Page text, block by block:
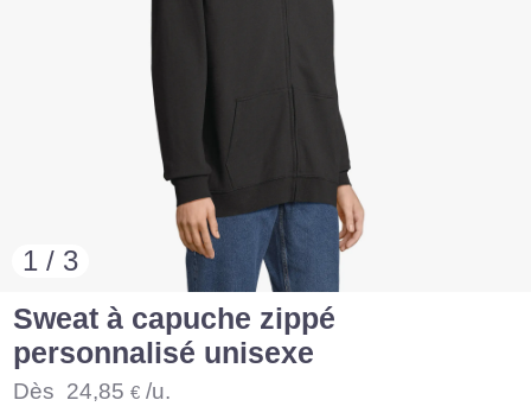
1 / 3
Sweat à capuche zippé
personnalisé unisexe
Dès 24,85 € /u.